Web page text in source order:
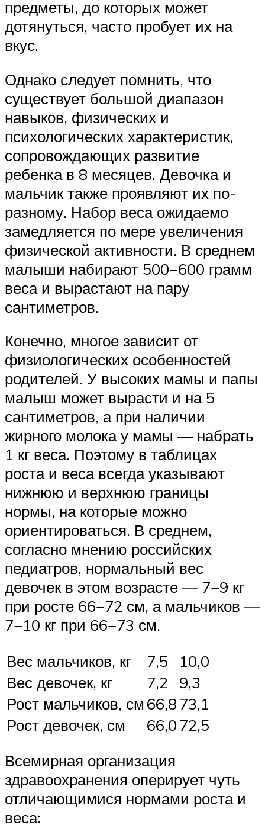
предметы, до которых может
дотянуться, часто пробует их на
вкус.
Однако следует помнить, что
существует большой диапазон
навыков, физических и
психологических характеристик,
сопровождающих развитие
ребенка в 8 месяцев. Девочка и
мальчик также проявляют их по-
разному. Набор веса ожидаемо
замедляется по мере увеличения
физической активности. В среднем
малыши набирают 500−600 грамм
веса и вырастают на пару
сантиметров.
Конечно, многое зависит от
физиологических особенностей
родителей. У высоких мамы и папы
малыш может вырасти и на 5
сантиметров, а при наличии
жирного молока у мамы — набрать
1 кг веса. Поэтому в таблицах
роста и веса всегда указывают
нижнюю и верхнюю границы
нормы, на которые можно
ориентироваться. В среднем,
согласно мнению российских
педиатров, нормальный вес
девочек в этом возрасте — 7−9 кг
при росте 66−72 см, а мальчиков —
7−10 кг при 66−73 см.
Вес мальчиков, кг
7,5
10,0
Вес девочек, кг
7,2
9,3
Рост мальчиков, см 66,8 73,1
Рост девочек, см
66,0 72,5
Всемирная организация
здравоохранения оперирует чуть
отличающимися нормами роста и
веса: